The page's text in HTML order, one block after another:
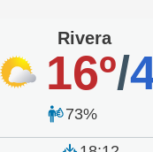
Rivera
16º/
73%